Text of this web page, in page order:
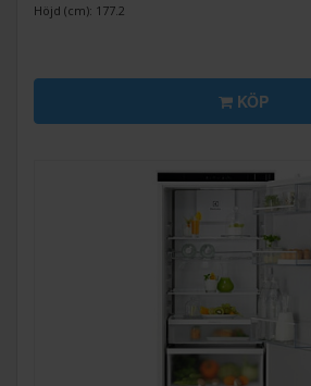
Höjd (cm): 177.2
KÖP